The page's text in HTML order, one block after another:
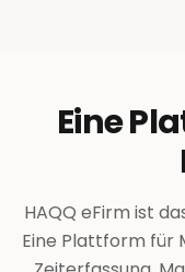
Eine
HAQQ eFirm ist
Eine Plattform für